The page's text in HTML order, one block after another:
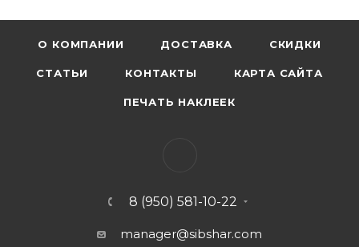
О КОМПАНИИ ДОСТАВКА СКИДКИ
СТАТЬИ КОНТАКТЫ КАРТА САЙТА
ПЕЧАТЬ НАКЛЕЕК
8 (950) 581-10-22
manager@sibshar.com